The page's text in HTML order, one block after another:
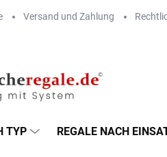
Versand und Zahlung
TYP REGALE NACH